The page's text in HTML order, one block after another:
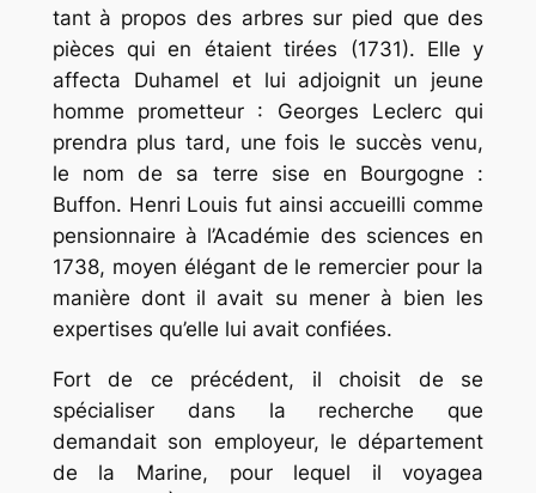
tant à propos des arbres sur pied que des
pièces qui en étaient tirées (1731). Elle y
affecta Duhamel et lui adjoignit un jeune
homme prometteur : Georges Leclerc qui
prendra plus tard, une fois le succès venu,
le nom de sa terre sise en Bourgogne :
Buffon. Henri Louis fut ainsi accueilli comme
pensionnaire à l’Académie des sciences en
1738, moyen élégant de le remercier pour la
manière dont il avait su mener à bien les
expertises qu’elle lui avait confiées.
Fort de ce précédent, il choisit de se
spécialiser dans la recherche que
demandait son employeur, le département
de la Marine, pour lequel il voyagea